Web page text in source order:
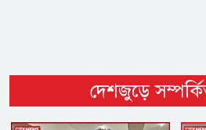
দেশজুড়ে